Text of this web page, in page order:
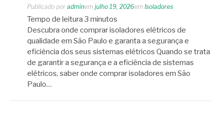
Publicado por adminem julho 19, 2026em Isoladores
Tempo de leitura 3 minutos
Descubra onde comprar isoladores elétricos de
qualidade em São Paulo e garanta a segurança e
eficiência dos seus sistemas elétricos Quando se trata
de garantir a segurança e a eficiência de sistemas
elétricos, saber onde comprar isoladores em São
Paulo…